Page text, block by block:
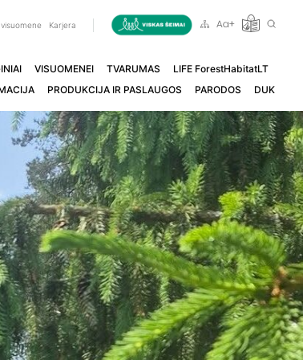
Karjera
VISUOMENEI TVARUMAS
LIFE ForestHabitatLT
PRODUKCIJA IR PASLAUGOS PARODOS DUK